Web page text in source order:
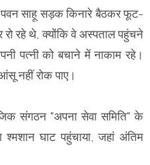
पवन साहू सड़क किनारे बैठकर फूट-
रहे थे, क्योंकि वे अस्पताल पहुंचने
पत्नी को बचाने में नाकाम रहे।
नहीं रोक पाए।
संगठन "अपना सेवा समिति" के
घाट पहुंचाया, जहां अंतिम